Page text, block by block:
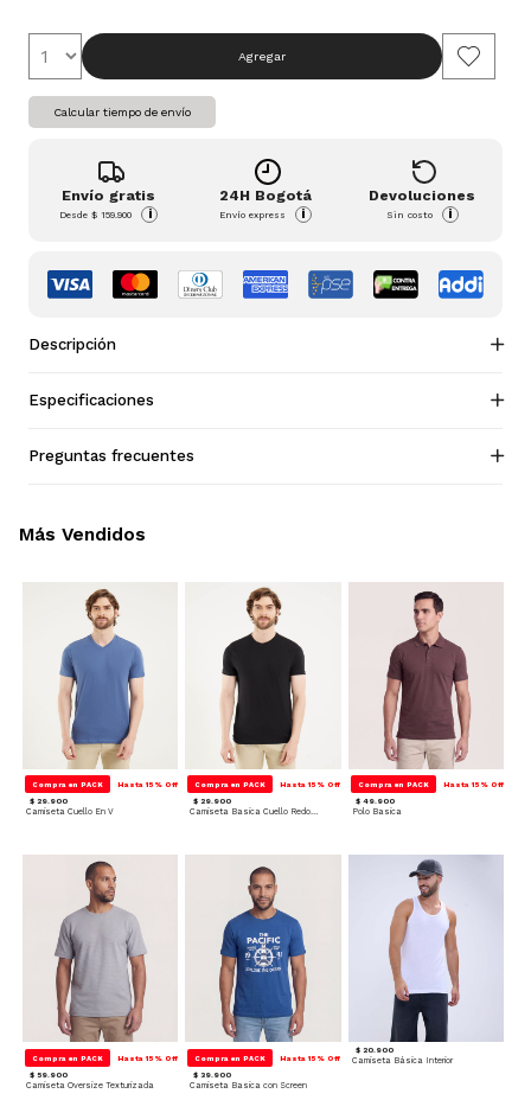
Agregar
Calcular tiempo de envío
Envío gratis
Desde$ 159.900 i
24H Bogotá
Envío express i
Devoluciones
Sin costo i
Descripción
Especificaciones
Preguntas frecuentes
Compra en PACK Hasta 15% Off
$ 29.900
Camiseta Cuello En V
Compra en PACK Hasta 15% Off
$ 29.900
Camiseta Basica Cuello Redondo
Compra en PACK Hasta 15% Off
$ 49.900
Polo Basica
Compra en PACK Hasta 15% Off
$ 59.900
Camiseta Oversize Texturizada
Compra en PACK Hasta 15% Off
$ 39.900
Camiseta Basica con Screen
$ 20.900
Camiseta Básica Interior
Más Vendidos